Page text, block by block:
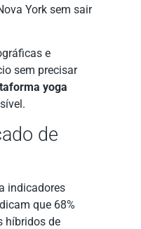
York sem sair
e
sem precisar
yoga
de
indicadores
que 68%
híbridos de